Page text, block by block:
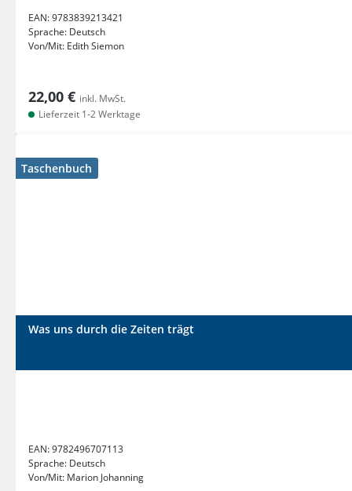
EAN:9783839213421
Sprache: Deutsch
Von/Mit: Edith Siemon
22,00 € inkl. MwSt.
Lieferzeit 1-2 Werktage
Taschenbuch
Was uns durch die Zeiten trägt
EAN:9782496707113
Sprache: Deutsch
Von/Mit: Marion Johanning